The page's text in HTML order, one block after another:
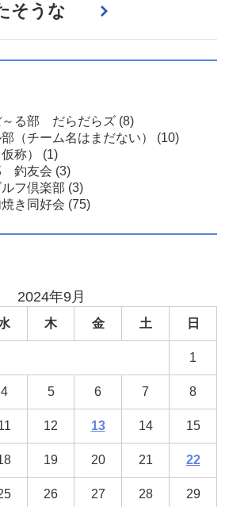
そうな
る部 だらだらズ(8)
（チーム名はまだない）
(10)
称）
(1)
釣友会 (3)
フ倶楽部 (3)
き同好会 (75)
2024年9月
木 金 土 日
1
4 5 6 7 8
12 13 14 15
19 20 21 22
26 27 28 29